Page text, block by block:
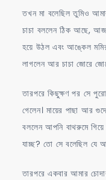
তখন মা বলেছিল তুমিও
চাচা বললেন ঠিক আছে,
হয়ে উঠল এবং আঙ্কেল
লাগলেন আর চাচা জোরে
তারপরে কিছুক্ষণ পর সে
গেলেন। মায়ের পাছা আর
বললেন আপনি বাথরুমে
যাচ্ছ? তো সে বলেছিল যে
তারপরে একবার আমার